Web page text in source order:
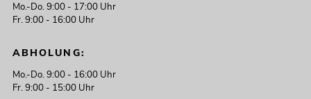
Mo.-Do. 9:00 - 17:00 Uhr
Fr. 9:00 - 16:00 Uhr
ABHOLUNG:
Mo.-Do. 9:00 - 16:00 Uhr
Fr. 9:00 - 15:00 Uhr